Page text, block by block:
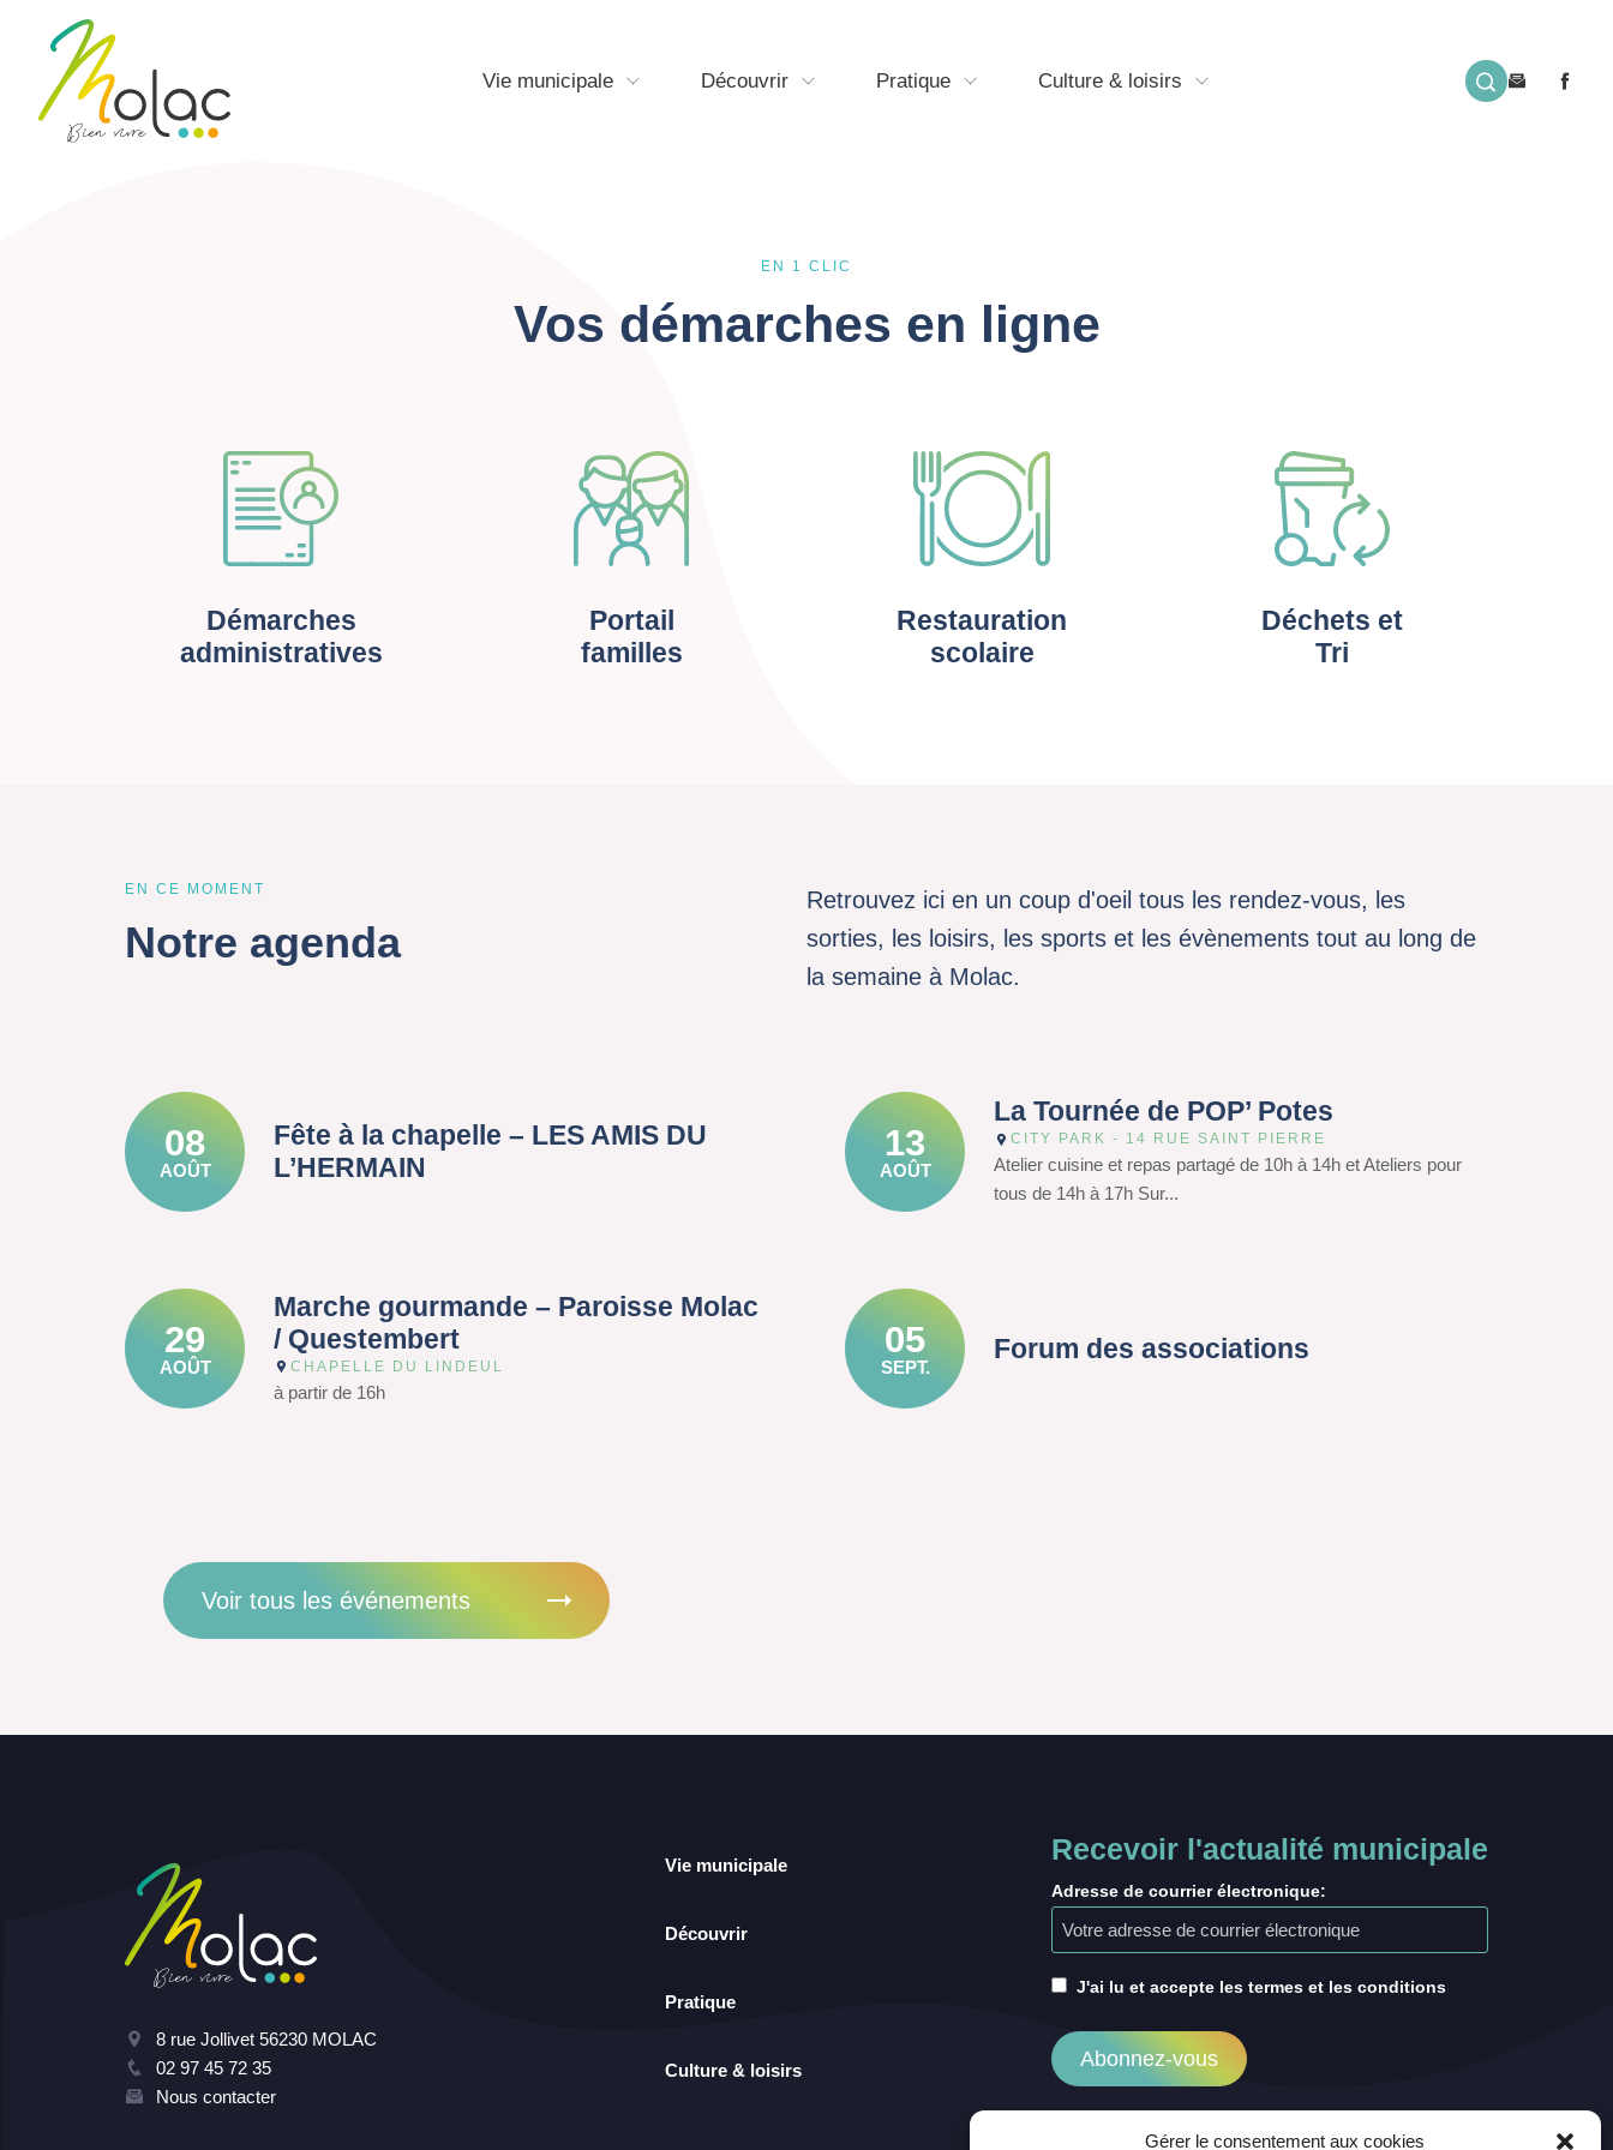
Gérer le consentement aux cookies
Vie municipale Découvrir Pratique Culture & loisirs
EN 1 CLIC
Vos démarches en ligne
Démarches
administratives
Portail
familles
Restauration
scolaire
Déchets et
Tri
EN CE MOMENT
Notre agenda
Retrouvez ici en un coup d'oeil tous les rendez-vous, les
sorties, les loisirs, les sports et les évènements tout au long de
la semaine à Molac.
08
AOÛT
Fête à la chapelle – LES AMIS DU
L’HERMAIN
13
AOÛT
La Tournée de POP’ Potes
CITY PARK - 14 RUE SAINT PIERRE
Atelier cuisine et repas partagé de 10h à 14h et Ateliers pour
tous de 14h à 17h Sur...
29
AOÛT
Marche gourmande – Paroisse Molac
/ Questembert
CHAPELLE DU LINDEUL
à partir de 16h
05
SEPT.
Forum des associations
Voir tous les événements
8 rue Jollivet 56230 MOLAC
02 97 45 72 35
Nous contacter
Vie municipale
Découvrir
Pratique
Culture & loisirs
Recevoir l'actualité municipale
Adresse de courrier électronique:
J'ai lu et accepte les termes et les conditions